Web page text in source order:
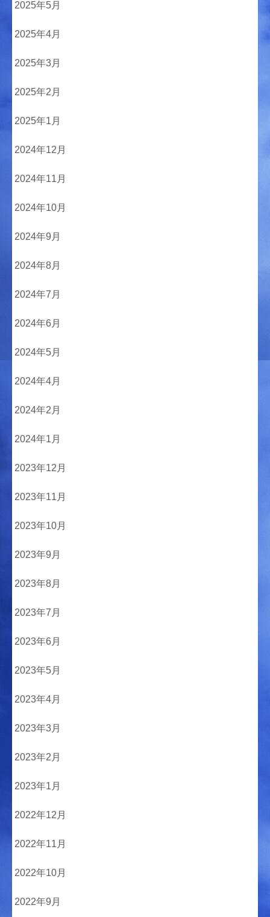
2025年5月
2025年4月
2025年3月
2025年2月
2025年1月
2024年12月
2024年11月
2024年10月
2024年9月
2024年8月
2024年7月
2024年6月
2024年5月
2024年4月
2024年2月
2024年1月
2023年12月
2023年11月
2023年10月
2023年9月
2023年8月
2023年7月
2023年6月
2023年5月
2023年4月
2023年3月
2023年2月
2023年1月
2022年12月
2022年11月
2022年10月
2022年9月